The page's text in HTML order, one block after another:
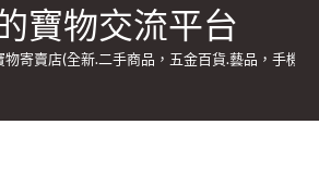
寶物交流平台
物寄賣店(全新.二手商品，五金百貨.藝品，手機